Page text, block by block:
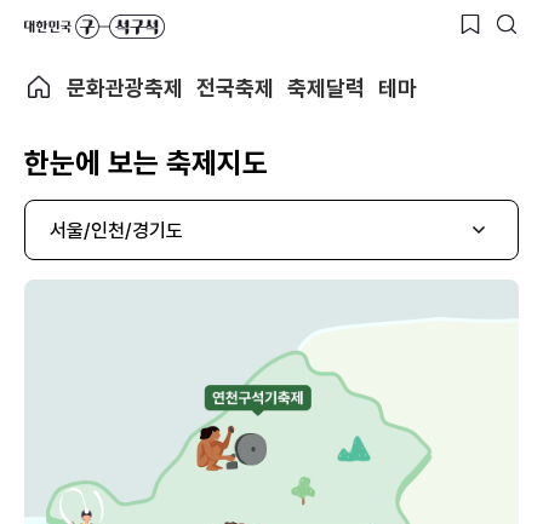
문화관광축제 전국축제 축제달력 테마
한눈에 보는 축제지도
서울/인천/경기도